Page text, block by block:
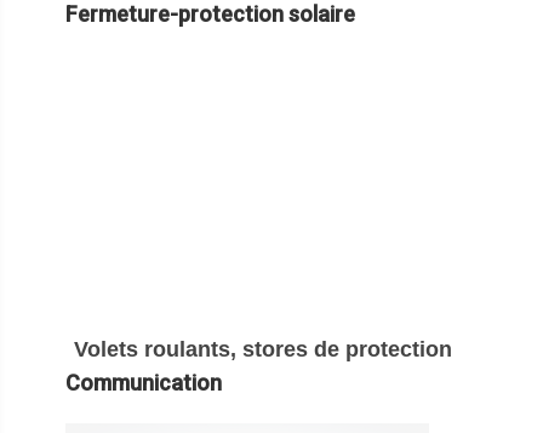
Fermeture-protection solaire
Volets roulants, stores de protection
Communication